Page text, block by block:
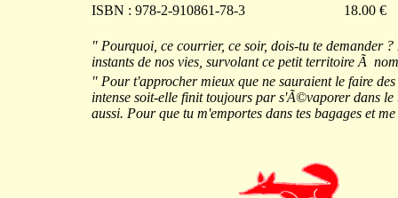
ISBN : 978-2-910861-78-3 18.00 €
" Pourquoi, ce courrier, ce soir, dois-tu te demander
instants de nos vies, survolant ce petit territoire Ã
" Pour t'approcher mieux que ne sauraient le faire
intense soit-elle finit toujours par s'Ã©vaporer dans
aussi. Pour que tu m'emportes dans tes bagages et